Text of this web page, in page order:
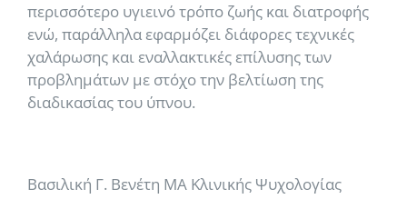
περισσότερο υγιεινό τρόπο ζωής και διατροφής
ενώ, παράλληλα εφαρμόζει διάφορες τεχνικές
χαλάρωσης και εναλλακτικές επίλυσης των
προβλημάτων με στόχο την βελτίωση της
διαδικασίας του ύπνου.
Βασιλική Γ. Βενέτη ΜΑ Κλινικής Ψυχολογίας